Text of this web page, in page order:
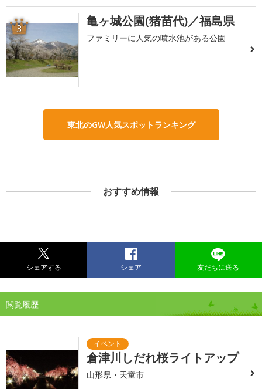
3 亀ヶ城公園(猪苗代)／福島県
ファミリーに人気の噴水池がある公園
東北のGW人気スポットランキング
おすすめ情報
シェアする シェア 友だちに送る
閲覧履歴
倉津川しだれ桜ライトアップ
山形県・天童市